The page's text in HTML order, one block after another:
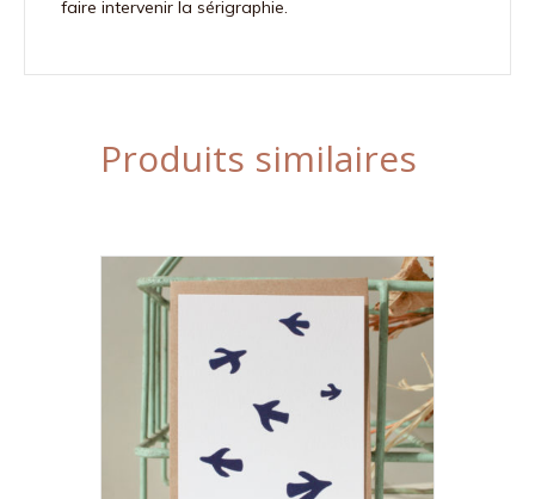
faire intervenir la sérigraphie.
Produits similaires